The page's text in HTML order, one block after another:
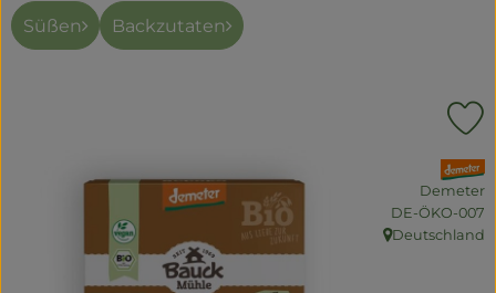
Frischekisten
Naturwaren
Getränke
Süßen Backzutaten
, Verband:
Demeter
, Kontrollstelle:
DE-ÖKO-007
, Herkunft:
Deutschland